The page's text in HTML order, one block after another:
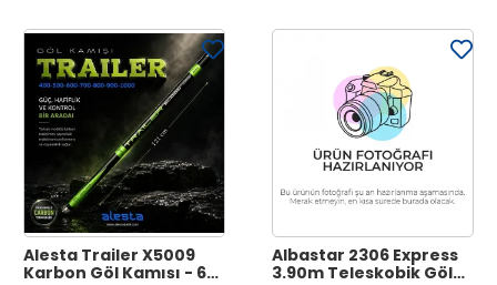
Alesta Trailer X5009
Karbon Göl Kamışı - 6
Albastar 2306 Express
3.90m Teleskobik Göl